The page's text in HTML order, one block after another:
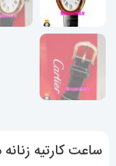
ساعت کارتیه